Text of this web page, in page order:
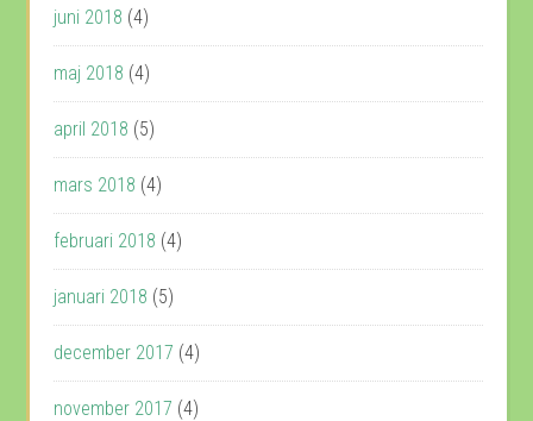
juni 2018 (4)
maj 2018 (4)
april 2018 (5)
mars 2018 (4)
februari 2018 (4)
januari 2018 (5)
december 2017 (4)
november 2017 (4)